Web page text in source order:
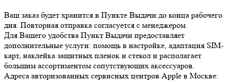
Ваш заказ будет хранится в Пункте Выдачи до конца рабочего
дня. Повторная отправка согласуется с менеджером.
Для Вашего удобства Пункт Выдачи предоставляет
дополнительные услуги: помощь в настройке, адаптация SIM-
карт, наклейка защитных пленок и стекол и располагает
большим ассортиментом сопутствующих аксессуаров.
Адреса авторизованных сервисных центров Apple в Москве: